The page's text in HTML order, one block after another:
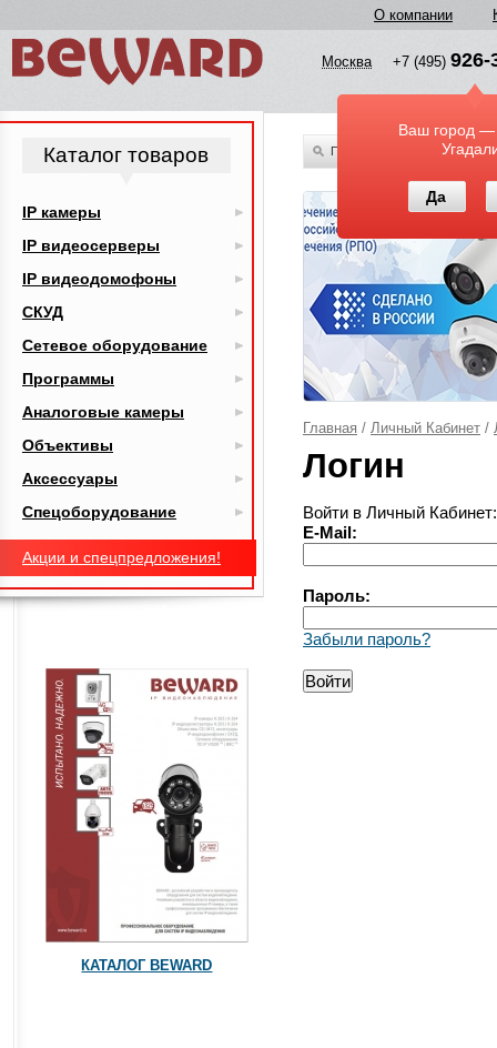
О компании
Москва +7 (495) 926-
Ваш город —
Да
Каталог товаров
IP камеры
IP видеосерверы
IP видеодомофоны
СКУД
Сетевое оборудование
Программы
Аналоговые камеры
Объективы
Аксессуары
Спецоборудование
Акции и спецпредложения!
КАТАЛОГ BEWARD
По всему каталогу
Главная / Личный Кабинет /
Логин
Войти в Личный Кабинет:
E-Mail:
Пароль:
Забыли пароль?